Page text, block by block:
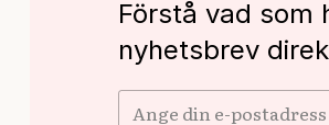
Förstå vad som
nyhetsbrev